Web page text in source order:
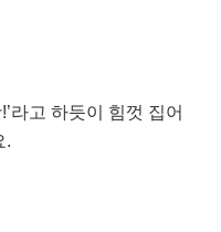
라고 하듯이 힘껏 집어
.